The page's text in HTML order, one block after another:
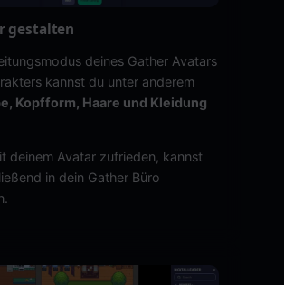
gestalten
deines Gather Avatars
kannst du unter anderem
Kopfform, Haare und Kleidung
deinem Avatar zufrieden, kannst
in dein Gather Büro